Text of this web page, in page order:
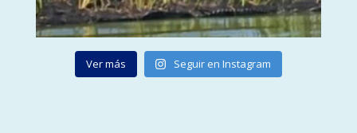
Ver más Seguir en Instagram